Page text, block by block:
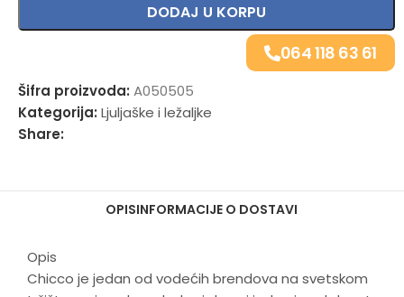
DODAJ U KORPU
064 118 63 61
Šifra proizvoda: A050505
Kategorija: Ljuljaške i ležaljke
Share:
OPISINFORMACIJE O DOSTAVI
Opis
Chicco je jedan od vodećih brendova na svetskom